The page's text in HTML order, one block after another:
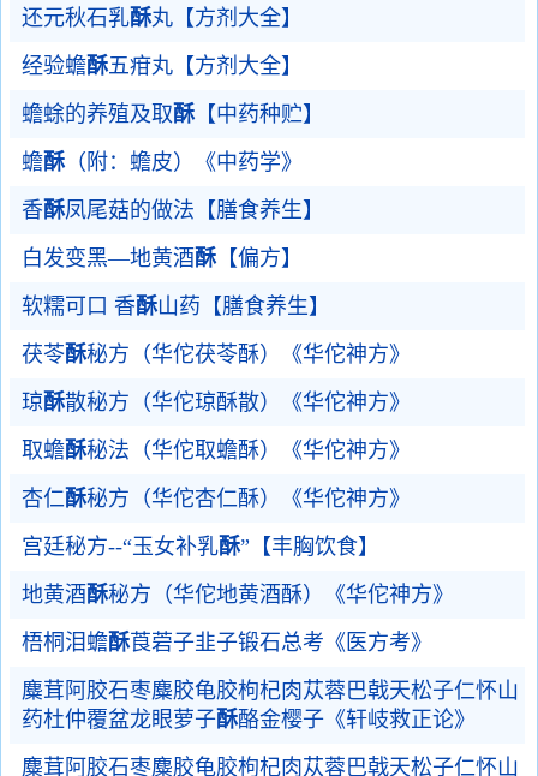
还元秋石乳酥丸【方剂大全】
经验蟾酥五疳丸【方剂大全】
蟾蜍的养殖及取酥【中药种贮】
蟾酥（附：蟾皮）《中药学》
香酥凤尾菇的做法【膳食养生】
白发变黑—地黄酒酥【偏方】
软糯可口 香酥山药【膳食养生】
茯苓酥秘方（华佗茯苓酥）《华佗神方》
琼酥散秘方（华佗琼酥散）《华佗神方》
取蟾酥秘法（华佗取蟾酥）《华佗神方》
杏仁酥秘方（华佗杏仁酥）《华佗神方》
宫廷秘方--“玉女补乳酥”【丰胸饮食】
地黄酒酥秘方（华佗地黄酒酥）《华佗神方》
梧桐泪蟾酥莨菪子韭子锻石总考《医方考》
麋茸阿胶石枣麋胶龟胶枸杞肉苁蓉巴戟天松子仁怀山
药杜仲覆盆龙眼萝子酥酪金樱子《轩岐救正论》
麋茸阿胶石枣麋胶龟胶枸杞肉苁蓉巴戟天松子仁怀山